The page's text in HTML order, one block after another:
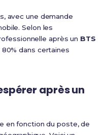
avec une demande
Selon les
après un BTS
dans certaines
après un
en fonction du poste, de